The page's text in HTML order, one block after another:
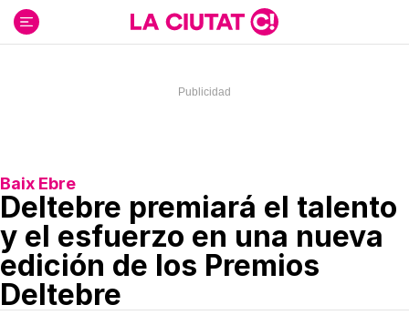
contenido
Baix Ebre
Deltebre premiará el talento
y el esfuerzo en una nueva
edición de los Premios
Deltebre